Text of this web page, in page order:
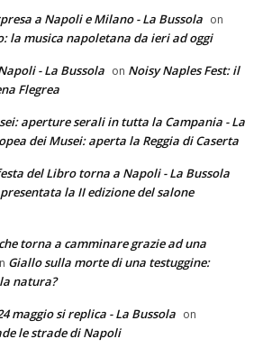
a Napoli e Milano - La Bussola on
la musica napoletana da ieri ad oggi
- La Bussola on Noisy Naples Fest: il
Flegrea
aperture serali in tutta la Campania - La
dei Musei: aperta la Reggia di Caserta
del Libro torna a Napoli - La Bussola
la II edizione del salone
torna a camminare grazie ad una
Giallo sulla morte di una testuggine:
natura?
maggio si replica - La Bussola on
le strade di Napoli